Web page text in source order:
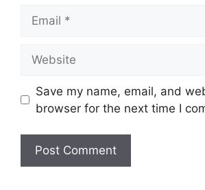
Save my name, email, and
browser for the next time I